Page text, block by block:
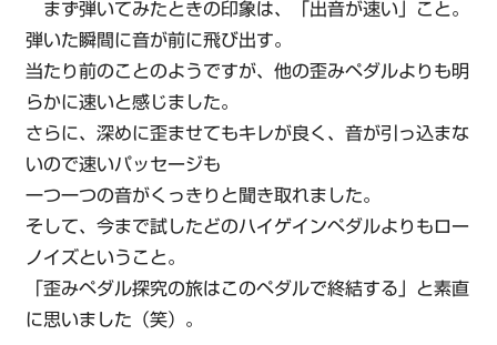
まず弾いてみたときの印象は、「出音が速い」こと。
弾いた瞬間に音が前に飛び出す。
当たり前のことのようですが、他の歪みペダルよりも明
らかに速いと感じました。
さらに、深めに歪ませてもキレが良く、音が引っ込まな
いので速いパッセージも
一つ一つの音がくっきりと聞き取れました。
そして、今まで試したどのハイゲインペダルよりもロー
ノイズということ。
「歪みペダル探究の旅はこのペダルで終結する」と素直
に思いました（笑）。